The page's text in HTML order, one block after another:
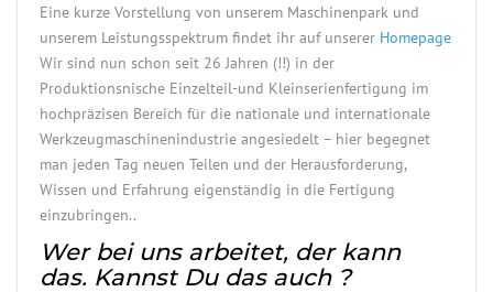
Eine kurze Vorstellung von unserem Maschinenpark und
unserem Leistungsspektrum findet ihr auf unserer Homepage
Wir sind nun schon seit 26 Jahren (!!) in der
Produktionsnische Einzelteil-und Kleinserienfertigung im
hochpräzisen Bereich für die nationale und internationale
Werkzeugmaschinenindustrie angesiedelt – hier begegnet
man jeden Tag neuen Teilen und der Herausforderung,
Wissen und Erfahrung eigenständig in die Fertigung
einzubringen..
Wer bei uns arbeitet, der kann
das. Kannst Du das auch ?